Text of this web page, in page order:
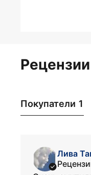
Покупатели 1
Лива